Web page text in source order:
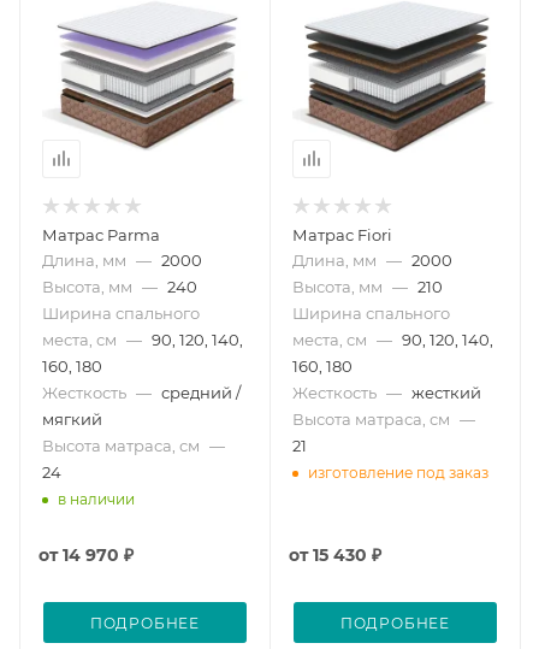
Матрас Parma
Длина, мм — 2000
Высота, мм — 240
Ширина спального
места, см — 90, 120, 140,
160, 180
Жесткость — средний /
мягкий
Высота матраса, см —
24
в наличии
от14 970 ₽
ПОДРОБНЕЕ
Матрас Fiori
Длина, мм — 2000
Высота, мм — 210
Ширина спального
места, см — 90, 120, 140,
160, 180
Жесткость — жесткий
Высота матраса, см —
21
изготовление под заказ
от15 430 ₽
ПОДРОБНЕЕ